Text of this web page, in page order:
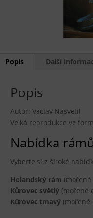
Popis Další
Popis
Autor: Václav Nasvětil
Velká reprodukce ve
Nabídka rámů
Vyberte si z široké
Holandský rám
Kůrovec světlý (mořené
Kůrovec tmavý (mořené